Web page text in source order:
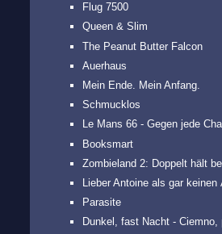
Flug 7500
Queen & Slim
The Peanut Butter Falcon
Auerhaus
Mein Ende. Mein Anfang.
Schmucklos
Le Mans 66 - Gegen jede
Booksmart
Zombieland 2: Doppelt hält
Lieber Antoine als gar keinen
Parasite
Dunkel, fast Nacht - Ciemno,